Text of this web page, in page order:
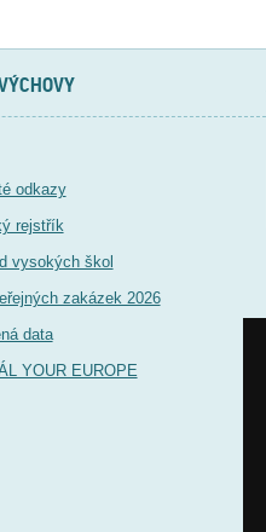
odkazy
rejstřík
vysokých škol
zakázek 2026
data
YOUR EUROPE